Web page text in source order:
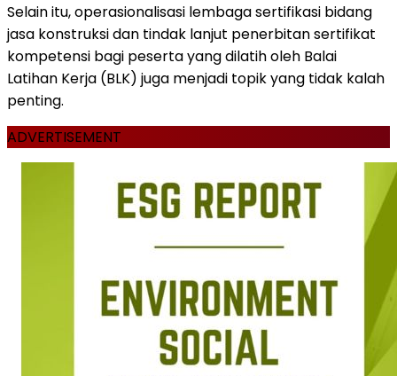
Selain itu, operasionalisasi lembaga sertifikasi bidang
jasa konstruksi dan tindak lanjut penerbitan sertifikat
kompetensi bagi peserta yang dilatih oleh Balai
Latihan Kerja (BLK) juga menjadi topik yang tidak kalah
penting.
ADVERTISEMENT